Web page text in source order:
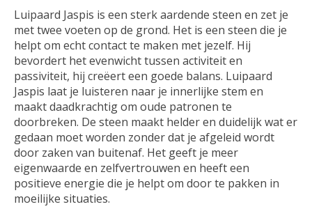
Luipaard Jaspis is een sterk aardende steen en zet je
met twee voeten op de grond. Het is een steen die je
helpt om echt contact te maken met jezelf. Hij
bevordert het evenwicht tussen activiteit en
passiviteit, hij creëert een goede balans. Luipaard
Jaspis laat je luisteren naar je innerlijke stem en
maakt daadkrachtig om oude patronen te
doorbreken. De steen maakt helder en duidelijk wat er
gedaan moet worden zonder dat je afgeleid wordt
door zaken van buitenaf. Het geeft je meer
eigenwaarde en zelfvertrouwen en heeft een
positieve energie die je helpt om door te pakken in
moeilijke situaties.